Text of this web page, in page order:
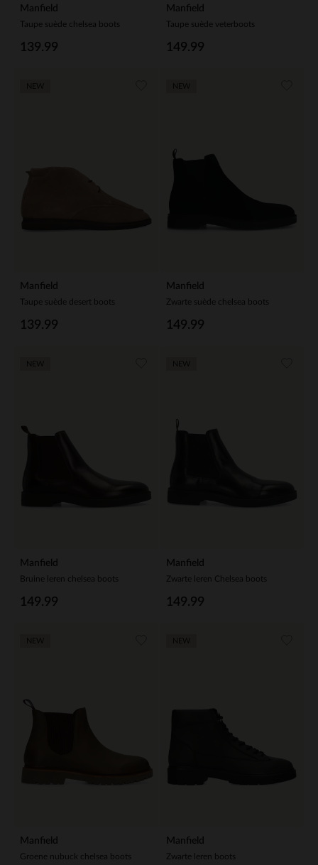
Manfield
Taupe suède chelsea boots
139.99
Manfield
Taupe suède veterboots
149.99
Manfield
Taupe suède desert boots
139.99
Manfield
Zwarte suède chelsea boots
149.99
Manfield
Bruine leren chelsea boots
149.99
Manfield
Zwarte leren Chelsea boots
149.99
Manfield
Groene nubuck chelsea boots
Manfield
Zwarte leren boots